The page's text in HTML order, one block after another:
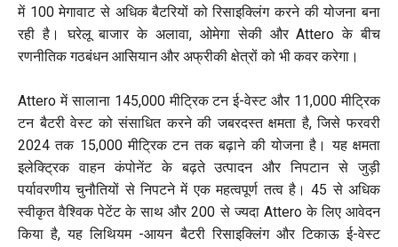
में 100 मेगावाट से अधिक बैटरियों को रिसाइक्लिंग करने की योजना बना
रही है। घरेलू बाजार के अलावा, ओमेगा सेकी और Attero के बीच
रणनीतिक गठबंधन आसियान और अफ्रीकी क्षेत्रों को भी कवर करेगा।
Attero में सालाना 145,000 मीट्रिक टन ई-वेस्ट और 11,000 मीट्रिक
टन बैटरी वेस्ट को संसाधित करने की जबरदस्त क्षमता है, जिसे फरवरी
2024 तक 15,000 मीट्रिक टन तक बढ़ाने की योजना है। यह क्षमता
इलेक्ट्रिक वाहन कंपोनेंट के बढ़ते उत्पादन और निपटान से जुड़ी
पर्यावरणीय चुनौतियों से निपटने में एक महत्वपूर्ण तत्व है। 45 से अधिक
स्वीकृत वैश्विक पेटेंट के साथ और 200 से ज्यदा Attero के लिए आवेदन
किया है, यह लिथियम -आयन बैटरी रिसाइक्लिंग और टिकाऊ ई-वेस्ट